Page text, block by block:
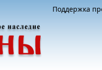
Поддержка